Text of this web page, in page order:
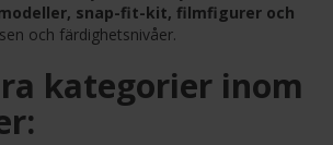
snap-fit-kit, filmfigurer och
och färdighetsnivåer.
kategorier inom